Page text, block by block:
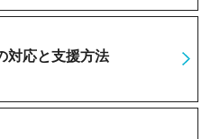
対応と支援方法